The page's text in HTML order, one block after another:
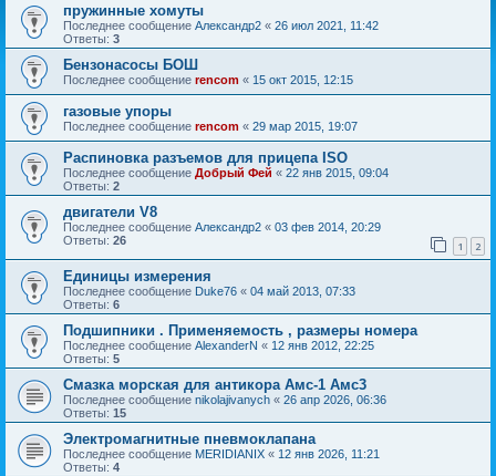
пружинные хомуты
Последнее сообщение Александр2 « 26 июл 2021, 11:42
Ответы: 3
Бензонасосы БОШ
Последнее сообщение rencom « 15 окт 2015, 12:15
газовые упоры
Последнее сообщение rencom « 29 мар 2015, 19:07
Распиновка разъемов для прицепа ISO
Последнее сообщение Добрый Фей « 22 янв 2015, 09:04
Ответы: 2
двигатели V8
Последнее сообщение Александр2 « 03 фев 2014, 20:29
Ответы: 26 1 2
Единицы измерения
Последнее сообщение Duke76 « 04 май 2013, 07:33
Ответы: 6
Подшипники . Применяемость , размеры номера
Последнее сообщение AlexanderN « 12 янв 2012, 22:25
Ответы: 5
Смазка морская для антикора Амс-1 Амс3
Последнее сообщение nikolajivanych « 26 апр 2026, 06:36
Ответы: 15
Электромагнитные пневмоклапана
Последнее сообщение MERIDIANIX « 12 янв 2026, 11:21
Ответы: 4